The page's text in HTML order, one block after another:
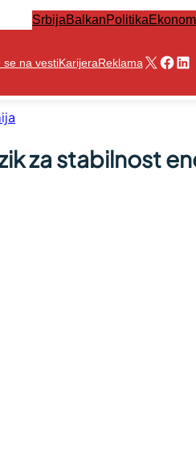
SrbijaBalkanPolitika
se na vestiKarijeraReklamaX
za stabilnost